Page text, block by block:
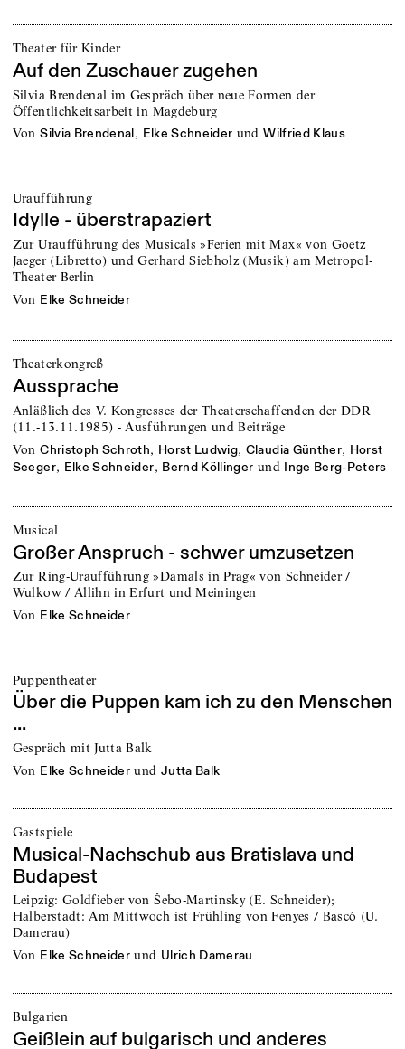
Theater für Kinder
Auf den Zuschauer zugehen
Silvia Brendenal im Gespräch über neue Formen der
Öffentlichkeitsarbeit in Magdeburg
von Silvia Brendenal, Elke Schneider und Wilfried Klaus
Uraufführung
Idylle - überstrapaziert
Zur Uraufführung des Musicals »Ferien mit Max« von Goetz
Jaeger (Libretto) und Gerhard Siebholz (Musik) am Metropol-
Theater Berlin
von Elke Schneider
Theaterkongreß
Aussprache
Anläßlich des V. Kongresses der Theaterschaffenden der DDR
(11.-13.11.1985) - Ausführungen und Beiträge
von Christoph Schroth, Horst Ludwig, Claudia Günther, Horst
Seeger, Elke Schneider, Bernd Köllinger und Inge Berg-Peters
Musical
Großer Anspruch - schwer umzusetzen
Zur Ring-Uraufführung »Damals in Prag« von Schneider /
Wulkow / Allihn in Erfurt und Meiningen
von Elke Schneider
Puppentheater
Über die Puppen kam ich zu den Menschen
...
Gespräch mit Jutta Balk
von Elke Schneider und Jutta Balk
Gastspiele
Musical-Nachschub aus Bratislava und
Budapest
Leipzig: Goldfieber von Šebo-Martinsky (E. Schneider);
Halberstadt: Am Mittwoch ist Frühling von Fenyes / Bascó (U.
Damerau)
von Elke Schneider und Ulrich Damerau
Bulgarien
Geißlein auf bulgarisch und anderes